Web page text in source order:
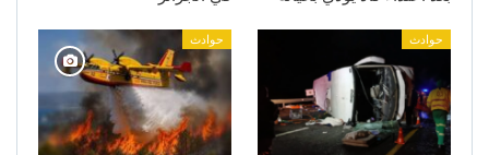
حوادث حوادث